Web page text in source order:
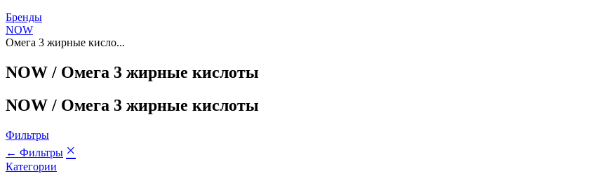
Бренды
NOW
Омега 3 жирные кисло...
NOW / Омега 3 жирные кислоты
NOW / Омега 3 жирные кислоты
Фильтры
← Фильтры ×
Категории